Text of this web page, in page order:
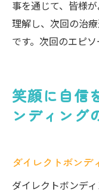
ディング
歯科治療
持続可能
事を通じて、皆様
理解し、次回の治
です。次回のエピ
笑顔に自信
ンディング
ダイレクトボンデ
ダイレクトボンデ